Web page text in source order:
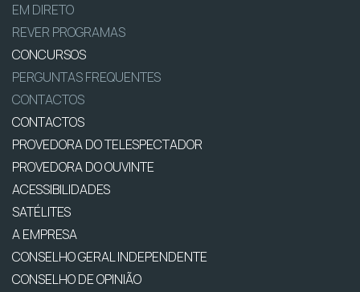
EM DIRETO
REVER PROGRAMAS
CONCURSOS
PERGUNTAS FREQUENTES
CONTACTOS
CONTACTOS
PROVEDORA DO TELESPECTADOR
PROVEDORA DO OUVINTE
ACESSIBILIDADES
SATÉLITES
A EMPRESA
CONSELHO GERAL INDEPENDENTE
CONSELHO DE OPINIÃO